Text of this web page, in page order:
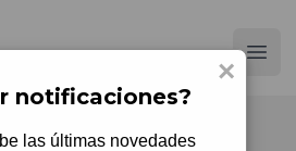
×
notificaciones?
las últimas novedades